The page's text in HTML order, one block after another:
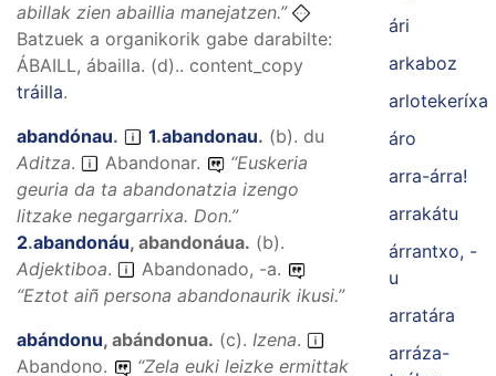
abillak zien abaillia manejatzen.”
Batzuek a organikorik gabe darabilte:
ÁBAILL, ábailla. (d).. content_copy
tráilla.
abandónau. 1.abandonau. (b). du
Aditza. Abandonar. “Euskeria
geuria da ta abandonatzia izengo
litzake negargarrixa. Don.”
2.abandonáu, abandonáua. (b).
Adjektiboa.
Abandonado, -a.
“Eztot aiñ persona abandonaurik ikusi.”
abándonu, abándonua. (c). Izena.
Abandono.
“Zela euki leizke ermittak
ári
arkaboz
arlotekeríxa
áro
arra-árra!
arrakátu
árrantxo, -
u
arratára
arráza-